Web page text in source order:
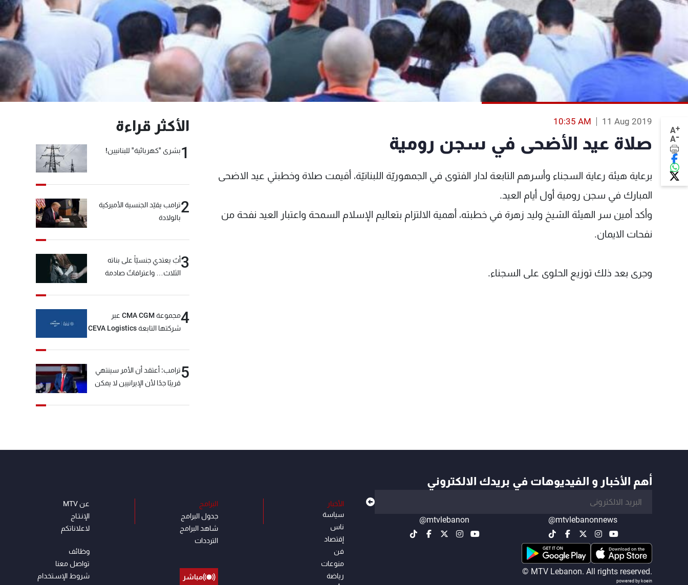
A+
A-
11 Aug 2019
10:35 AM
صلاة عيد الأضحى في سجن رومية
برعاية هيئة رعاية السجناء وأسرهم التابعة لدار الفتوى في الجمهوريّة اللبنانيّة، أقيمت صلاة وخطبتي عيد الاضحى
المبارك في سجن رومية أول أيام العيد.
وأكد أمين سر الهيئة الشيخ وليد زهرة في خطبته، أهمية الالتزام بتعاليم الإسلام السمحة واعتبار العيد نفحة من
نفحات الايمان.
وجرى بعد ذلك توزيع الحلوى على السجناء.
الأكثر قراءة
1بشرى "كهربائية" للبنانيين!
2ترامب يقيّد الجنسية الأميركية
بالولادة
3أبٌ يعتدي جنسيّاً على بناته
الثلاث… واعترافاتٌ صادمة
4
مجموعة CMA CGM عبر
شركتها التابعة CEVA Logistics
5ترامب: أعتقد أن الأمر سينتهي
قريبًا جدًا لأن الإيرانيين لا يمكن
أهم الأخبار و الفيديوهات في بريدك الالكتروني
@mtvlebanonnews
@mtvlebanon
© MTV Lebanon. All rights reserved.
powered by koein
الأخبار
سياسة
ناس
إقتصاد
فن
منوعات
رياضة
البرامج
جدول البرامج
شاهد البرامج
الترددات
مباشر
عن MTV
الإنـتـاج
لاعلاناتكم
وظائف
تواصل معنا
شروط الإسـتخدام